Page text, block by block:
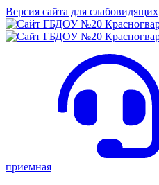
Версия сайта для слабовидящих
приемная